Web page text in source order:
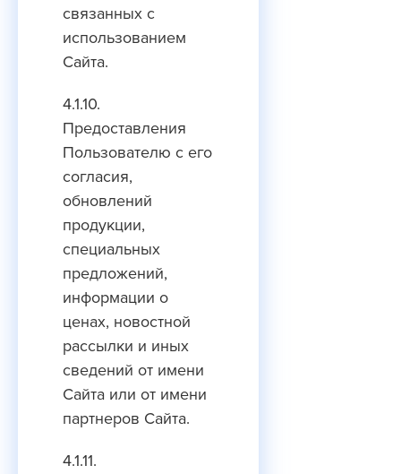
связанных с
использованием
Сайта.
4.1.10.
Предоставления
Пользователю с его
согласия,
обновлений
продукции,
специальных
предложений,
информации о
ценах, новостной
рассылки и иных
сведений от имени
Сайта или от имени
партнеров Сайта.
4.1.11.